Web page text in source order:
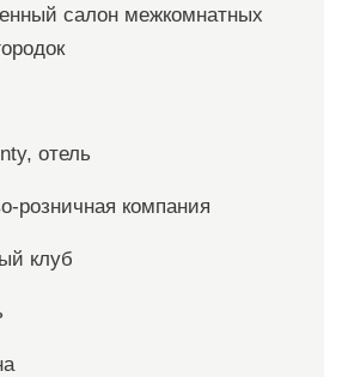
салон межкомнатных
отель
розничная компания
клуб